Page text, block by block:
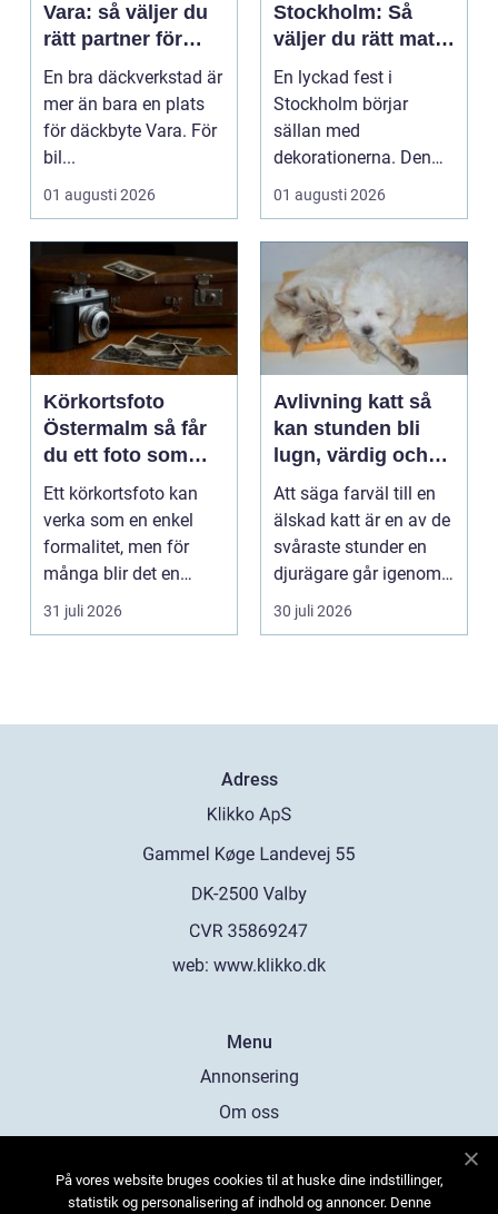
Vara: så väljer du
rätt partner för
säker körning året
runt
En bra däckverkstad är
mer än bara en plats
för däckbyte Vara. För
bil...
01 augusti 2026
Stockholm: Så
väljer du rätt mat
till ditt evenemang
En lyckad fest i
Stockholm börjar
sällan med
dekorationerna. Den
börjar i köket....
01 augusti 2026
Körkortsfoto
Östermalm så får
du ett foto som
alltid blir godkänt
Ett körkortsfoto kan
verka som en enkel
formalitet, men för
många blir det en
oväntad källa till str...
31 juli 2026
Avlivning katt så
kan stunden bli
lugn, värdig och
trygg
Att säga farväl till en
älskad katt är en av de
svåraste stunder en
djurägare går igenom.
Beslutet o...
30 juli 2026
Adress
web: www.klikko.dk
Menu
Annonsering
Om oss
Kontakta oss
På vores website bruges cookies til at huske dine indstillinger,
statistik og personalisering af indhold og annoncer. Denne